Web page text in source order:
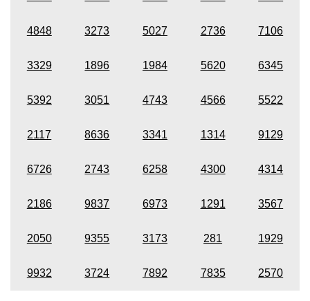
4848 3273 5027 2736 7106
3329 1896 1984 5620 6345
5392 3051 4743 4566 5522
2117 8636 3341 1314 9129
6726 2743 6258 4300 4314
2186 9837 6973 1291 3567
2050 9355 3173 281 1929
9932 3724 7892 7835 2570